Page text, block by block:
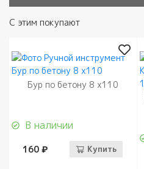
С этим покупают
Бур по бетону 8 х110
В наличии
160 ₽ Купить